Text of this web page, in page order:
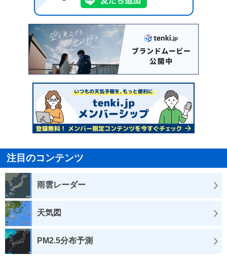
注目のコンテンツ
雨雲レーダー
天気図
PM2.5分布予測